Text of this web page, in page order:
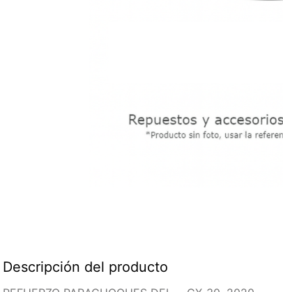
Descripción del producto